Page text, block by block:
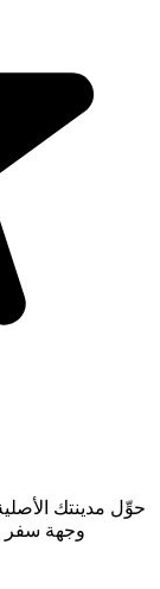
حوِّل مدينتك
وجهة سفر